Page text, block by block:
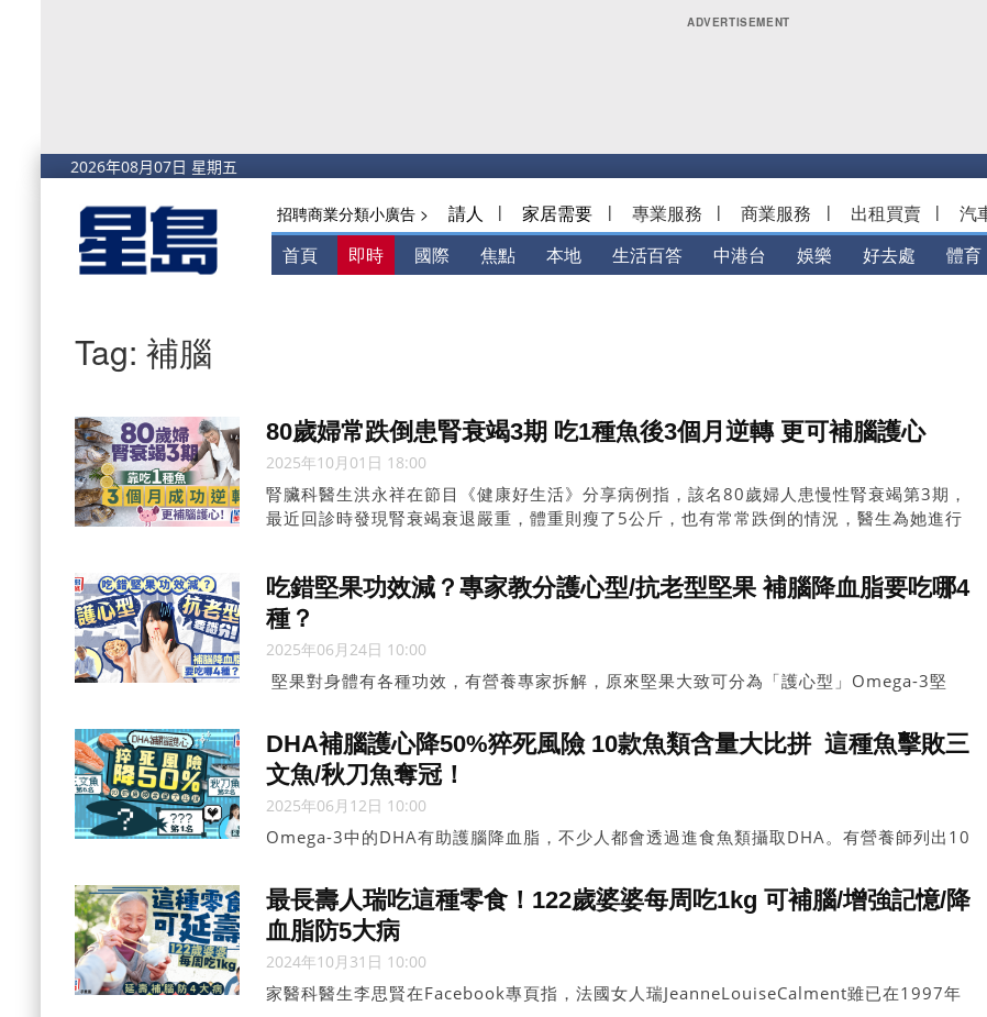
招聘商業分類小廣告 > 請人 | 家居需要 | 專業服務 | 商業服務 | 出租買賣 | 汽
首頁 即時 國際 焦點 本地 生活百答 中港台 娛樂 好去處 體育
Tag: 補腦
80歲婦常跌倒患腎衰竭3期 吃1種魚後3個月逆轉 更可補腦護心
2025年10月01日 18:00
腎臟科醫生洪永祥在節目《健康好生活》分享病例指，該名80歲婦人患慢性腎衰竭第3期，
最近回診時發現腎衰竭衰退嚴重，體重則瘦了5公斤，也有常常跌倒的情況，醫生為她進行
吃錯堅果功效減？專家教分護心型/抗老型堅果 補腦降血脂要吃哪4
種？
2025年06月24日 10:00
堅果對身體有各種功效，有營養專家拆解，原來堅果大致可分為「護心型」Omega-3堅
DHA補腦護心降50%猝死風險 10款魚類含量大比拼 這種魚擊敗三
文魚/秋刀魚奪冠！
2025年06月12日 10:00
Omega-3中的DHA有助護腦降血脂，不少人都會透過進食魚類攝取DHA。有營養師列出10
最長壽人瑞吃這種零食！122歲婆婆每周吃1kg 可補腦/增強記憶/降
血脂防5大病
2024年10月31日 10:00
家醫科醫生李思賢在Facebook專頁指，法國女人瑞JeanneLouiseCalment雖已在1997年